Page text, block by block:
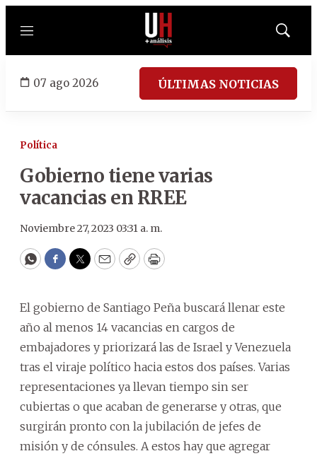
Menú
Mostrar
07 ago 2026 ÚLTIMAS NOTICIAS
Política
Gobierno tiene varias
vacancias en RREE
Noviembre 27, 2023 03:31 a. m.
WhatsApp
Facebook
Twitter
EmailCopyPrint
El gobierno de Santiago Peña buscará llenar este
año al menos 14 vacancias en cargos de
embajadores y priorizará las de Israel y Venezuela
tras el viraje político hacia estos dos países. Varias
representaciones ya llevan tiempo sin ser
cubiertas o que acaban de generarse y otras, que
surgirán pronto con la jubilación de jefes de
misión y de cónsules. A estos hay que agregar